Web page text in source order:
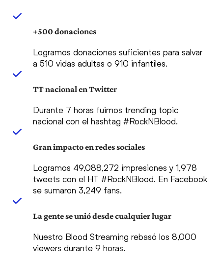
+500 donaciones
Logramos donaciones suficientes para salvar
a 510 vidas adultas o 910 infantiles.
TT nacional en Twitter
Durante 7 horas fuimos trending topic
nacional con el hashtag #RockNBlood.
Gran impacto en redes sociales
Logramos 49,088,272 impresiones y 1,978
tweets con el HT #RockNBlood. En Facebook
se sumaron 3,249 fans.
La gente se unió desde cualquier lugar
Nuestro Blood Streaming rebasó los 8,000
viewers durante 9 horas.